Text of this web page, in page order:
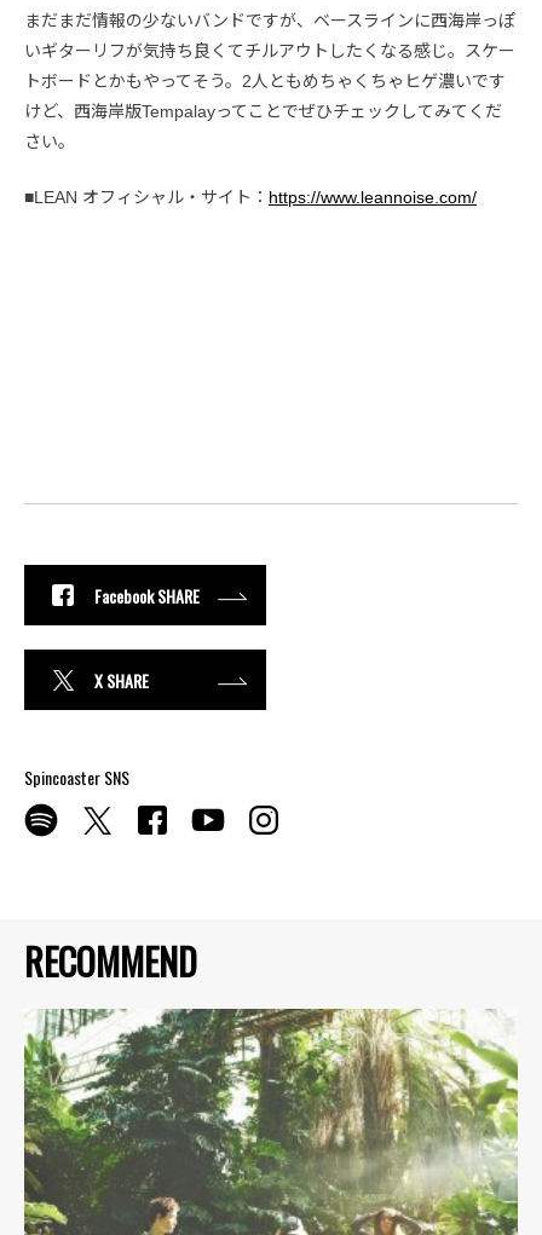
RECOMMEND
まだまだ情報の少ないバンドですが、ベースラインに西海岸っぽ
いギターリフが気持ち良くてチルアウトしたくなる感じ。スケー
トボードとかもやってそう。2人ともめちゃくちゃヒゲ濃いです
けど、西海岸版Tempalayってことでぜひチェックしてみてくだ
さい。
■LEAN オフィシャル・サイト： https://www.leannoise.com/
Facebook SHARE
X SHARE
Spincoaster SNS